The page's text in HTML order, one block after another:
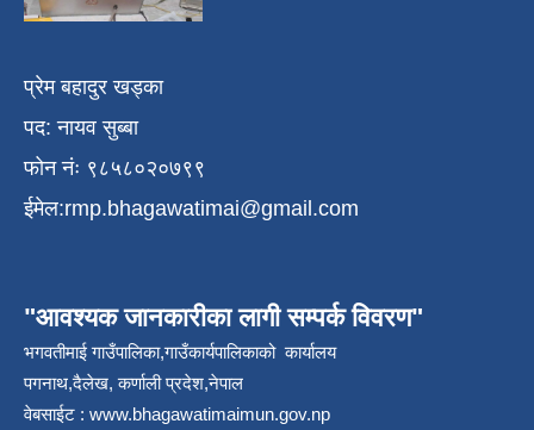
प्रेम बहादुर खड्का
पद: नायव सुब्बा
फोन नंः ९८५८०२०७९९
ईमेल:rmp.bhagawatimai@gmail.com
"आवश्यक जानकारीका लागी सम्पर्क विवरण"
भगवतीमाई गाउँपालिका,गाउँकार्यपालिकाको कार्यालय
पगनाथ,दैलेख, कर्णाली प्रदेश,नेपाल
वेबसाईट : www.bhagawatimaimun.gov.np